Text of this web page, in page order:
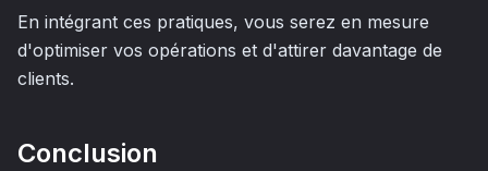
En intégrant ces pratiques, vous serez en mesure
d'optimiser vos opérations et d'attirer davantage de
clients.
Conclusion